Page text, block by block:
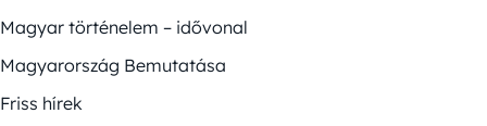
Magyar történelem – idővonal
Magyarország Bemutatása
Friss hírek